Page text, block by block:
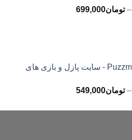
تومان499,000
– تومان699,000محدوده
اکانت پرمیوم Puzzmo - سایت پازل و بازی های
– تومان549,000محدوده
تومان399,000